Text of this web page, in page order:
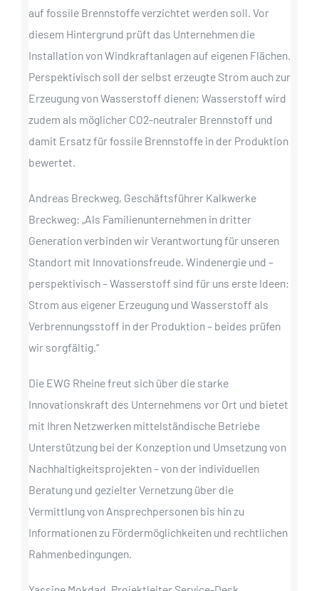
auf fossile Brennstoffe verzichtet werden soll. Vor
diesem Hintergrund prüft das Unternehmen die
Installation von Windkraftanlagen auf eigenen Flächen.
Perspektivisch soll der selbst erzeugte Strom auch zur
Erzeugung von Wasserstoff dienen; Wasserstoff wird
zudem als möglicher CO2-neutraler Brennstoff und
damit Ersatz für fossile Brennstoffe in der Produktion
bewertet.
Andreas Breckweg, Geschäftsführer Kalkwerke
Breckweg: „Als Familienunternehmen in dritter
Generation verbinden wir Verantwortung für unseren
Standort mit Innovationsfreude. Windenergie und –
perspektivisch – Wasserstoff sind für uns erste Ideen:
Strom aus eigener Erzeugung und Wasserstoff als
Verbrennungsstoff in der Produktion – beides prüfen
wir sorgfältig.“
Die EWG Rheine freut sich über die starke
Innovationskraft des Unternehmens vor Ort und bietet
mit Ihren Netzwerken mittelständische Betriebe
Unterstützung bei der Konzeption und Umsetzung von
Nachhaltigkeitsprojekten – von der individuellen
Beratung und gezielter Vernetzung über die
Vermittlung von Ansprechpersonen bis hin zu
Informationen zu Fördermöglichkeiten und rechtlichen
Rahmenbedingungen.